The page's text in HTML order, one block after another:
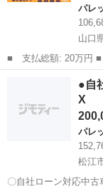
パレ
山口
■ 支払総額: 20万円 ■ 車両本体価格： 100,000 円 ■ メーカー
名： スズキ ■ 車種
ライドドア スマー
ッグ パワーウィ...
パ
●自
パレ
松江
〇自社ローン対応中古